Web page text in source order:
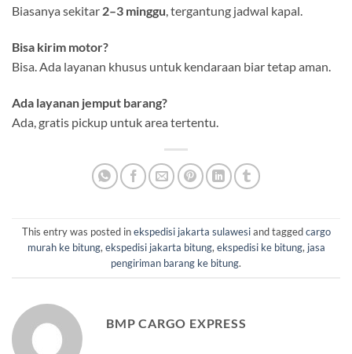
Biasanya sekitar 2–3 minggu, tergantung jadwal kapal.
Bisa kirim motor?
Bisa. Ada layanan khusus untuk kendaraan biar tetap aman.
Ada layanan jemput barang?
Ada, gratis pickup untuk area tertentu.
This entry was posted inekspedisi jakarta sulawesiand taggedcargo
murah ke bitung,ekspedisi jakarta bitung,ekspedisi ke bitung, jasa
pengiriman barang ke bitung.
BMP CARGO EXPRESS